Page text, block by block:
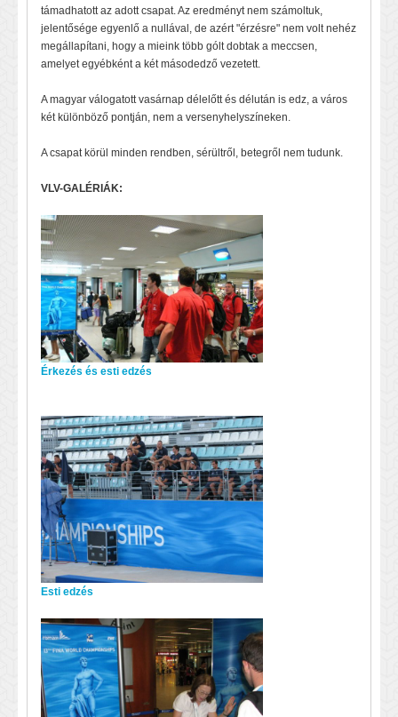
támadhatott az adott csapat. Az eredményt nem számoltuk,
jelentősége egyenlő a nullával, de azért "érzésre" nem volt nehéz
megállapítani, hogy a mieink több gólt dobtak a meccsen,
amelyet egyébként a két másodedző vezetett.
A magyar válogatott vasárnap délelőtt és délután is edz, a város
két különböző pontján, nem a versenyhelyszíneken.
A csapat körül minden rendben, sérültről, betegről nem tudunk.
VLV-GALÉRIÁK:
Érkezés és esti edzés
Esti edzés